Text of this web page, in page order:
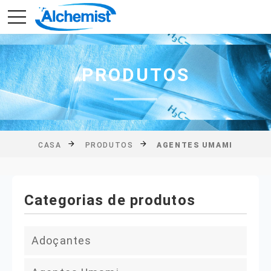
PRODUTOS
CASA PRODUTOS AGENTES UMAMI
Categorias de produtos
Adoçantes